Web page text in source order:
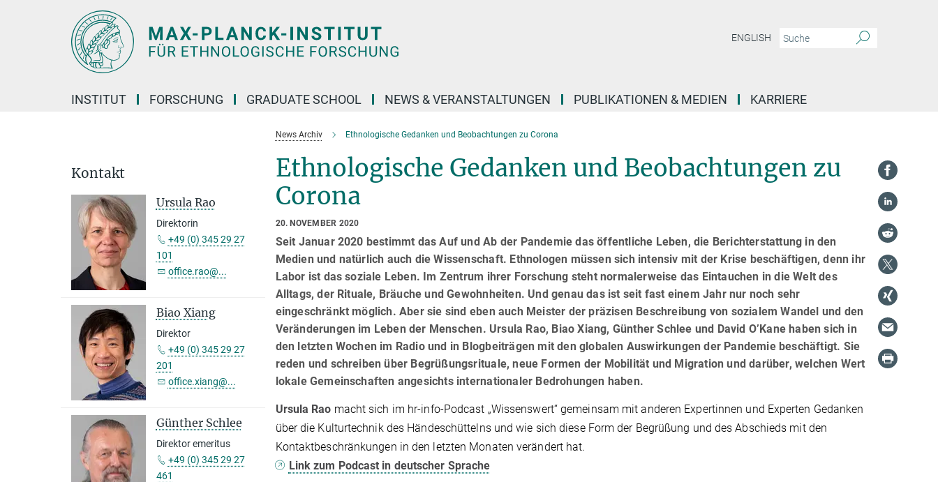
ENGLISH
INSTITUT FORSCHUNG GRADUATE SCHOOL NEWS & VERANSTALTUNGEN PUBLIKATIONEN & MEDIEN KARRIERE
News Archiv Ethnologische Gedanken und Beobachtungen zu Corona
Ethnologische Gedanken und Beobachtungen zu
Corona
20. NOVEMBER 2020
Seit Januar 2020 bestimmt das Auf und Ab der Pandemie das öffentliche Leben, die Berichterstattung in den
Medien und natürlich auch die Wissenschaft. Ethnologen müssen sich intensiv mit der Krise beschäftigen, denn ihr
Labor ist das soziale Leben. Im Zentrum ihrer Forschung steht normalerweise das Eintauchen in die Welt des
Alltags, der Rituale, Bräuche und Gewohnheiten. Und genau das ist seit fast einem Jahr nur noch sehr
eingeschränkt möglich. Aber sie sind eben auch Meister der präzisen Beschreibung von sozialem Wandel und den
Veränderungen im Leben der Menschen. Ursula Rao, Biao Xiang, Günther Schlee und David O’Kane haben sich in
den letzten Wochen im Radio und in Blogbeiträgen mit den globalen Auswirkungen der Pandemie beschäftigt. Sie
reden und schreiben über Begrüßungsrituale, neue Formen der Mobilität und Migration und darüber, welchen Wert
lokale Gemeinschaften angesichts internationaler Bedrohungen haben.
Ursula Rao macht sich im hr-info-Podcast „Wissenswert“ gemeinsam mit anderen Expertinnen und Experten Gedanken
über die Kulturtechnik des Händeschüttelns und wie sich diese Form der Begrüßung und des Abschieds mit den
Kontaktbeschränkungen in den letzten Monaten verändert hat.
Link zum Podcast in deutscher Sprache
Kontakt
Ursula Rao
Direktorin
+49 (0) 345 29 27
101
office.rao@...
Biao Xiang
Direktor
+49 (0) 345 29 27
201
office.xiang@...
Günther Schlee
Direktor emeritus
+49 (0) 345 29 27
461